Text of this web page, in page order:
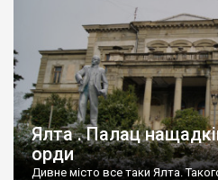
Ялта . Палац
орди
Дивне місто все таки Ялта.